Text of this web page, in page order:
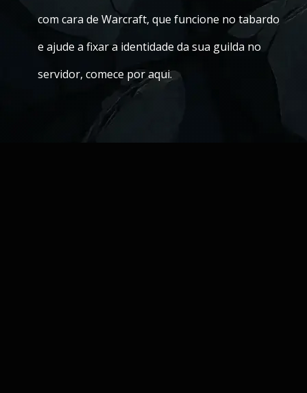
com cara de Warcraft, que funcione no tabardo
e ajude a fixar a identidade da sua guilda no
servidor, comece por aqui.